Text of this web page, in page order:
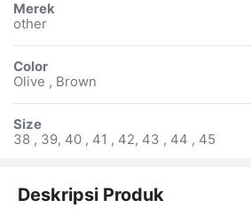
Merek
other
Color
Olive , Brown
Size
38 , 39, 40 , 41 , 42, 43 , 44 , 45
Deskripsi Produk